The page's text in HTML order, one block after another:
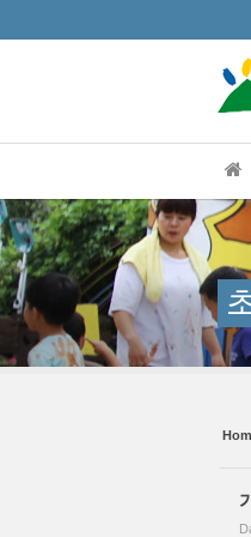
Sketchbook5,
Sketchbook5,